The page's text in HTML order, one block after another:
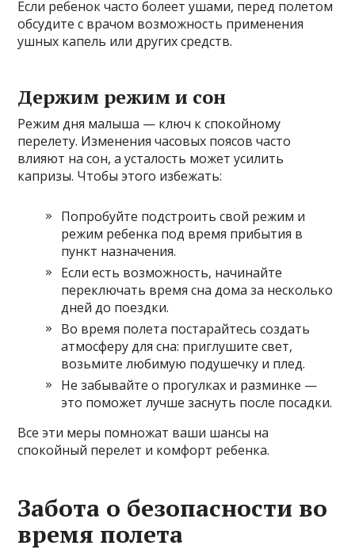
Если ребенок часто болеет ушами, перед полетом
обсудите с врачом возможность применения
ушных капель или других средств.
Держим режим и сон
Режим дня малыша — ключ к спокойному
перелету. Изменения часовых поясов часто
влияют на сон, а усталость может усилить
капризы. Чтобы этого избежать:
Попробуйте подстроить свой режим и
режим ребенка под время прибытия в
пункт назначения.
Если есть возможность, начинайте
переключать время сна дома за несколько
дней до поездки.
Во время полета постарайтесь создать
атмосферу для сна: приглушите свет,
возьмите любимую подушечку и плед.
Не забывайте о прогулках и разминке —
это поможет лучше заснуть после посадки.
Все эти меры помножат ваши шансы на
спокойный перелет и комфорт ребенка.
Забота о безопасности во
время полета